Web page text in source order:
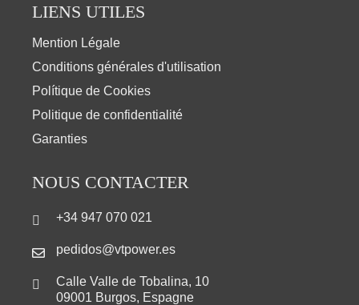
LIENS UTILES
Mention Légale
Conditions générales d'utilisation
Polítique de Cookies
Politique de confidentialité
Garanties
NOUS CONTACTER
+34 947 070 021
pedidos@vtpower.es
Calle Valle de Tobalina, 10
09001 Burgos, Espagne